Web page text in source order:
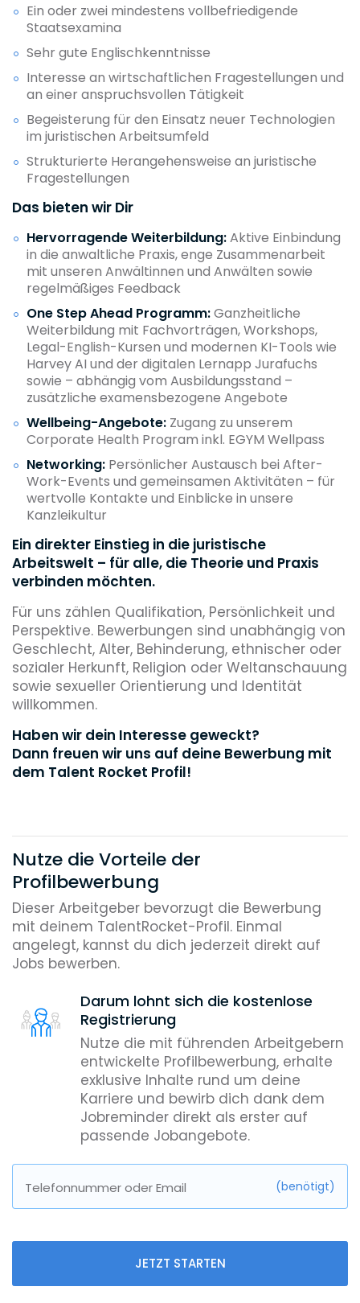
Ein oder zwei mindestens vollbefriedigende
Staatsexamina
Sehr gute Englischkenntnisse
Interesse an wirtschaftlichen Fragestellungen und
an einer anspruchsvollen Tätigkeit
Begeisterung für den Einsatz neuer Technologien
im juristischen Arbeitsumfeld
Strukturierte Herangehensweise an juristische
Fragestellungen
Das bieten wir Dir
Hervorragende Weiterbildung:Aktive Einbindung
in die anwaltliche Praxis, enge Zusammenarbeit
mit unseren Anwältinnen und Anwälten sowie
regelmäßiges Feedback
One Step Ahead Programm:Ganzheitliche
Weiterbildung mit Fachvorträgen, Workshops,
Legal-English-Kursen und modernen KI-Tools wie
Harvey AI und der digitalen Lernapp Jurafuchs
sowie – abhängig vom Ausbildungsstand –
zusätzliche examensbezogene Angebote
Wellbeing-Angebote: Zugang zu unserem
Corporate Health Program inkl. EGYM Wellpass
Networking: Persönlicher Austausch bei After-
Work-Events und gemeinsamen Aktivitäten – für
wertvolle Kontakte und Einblicke in unsere
Kanzleikultur
Ein direkter Einstieg in die juristische
Arbeitswelt – für alle, die Theorie und Praxis
verbinden möchten.
Für uns zählen Qualifikation, Persönlichkeit und
Perspektive. Bewerbungen sind unabhängig von
Geschlecht, Alter, Behinderung, ethnischer oder
sozialer Herkunft, Religion oder Weltanschauung
sowie sexueller Orientierung und Identität
willkommen.
Haben wir dein Interesse geweckt?
Dann freuen wir uns auf deine Bewerbung mit
dem Talent Rocket Profil!
Nutze die Vorteile der
Profilbewerbung
Dieser Arbeitgeber bevorzugt die Bewerbung
mit deinem TalentRocket-Profil. Einmal
angelegt, kannst du dich jederzeit direkt auf
Jobs bewerben.
Darum lohnt sich die kostenlose
Registrierung
Nutze die mit führenden Arbeitgebern
entwickelte Profilbewerbung, erhalte
exklusive Inhalte rund um deine
Karriere und bewirb dich dank dem
Jobreminder direkt als erster auf
passende Jobangebote.
Telefonnummer oder Email (benötigt)
JETZT STARTEN